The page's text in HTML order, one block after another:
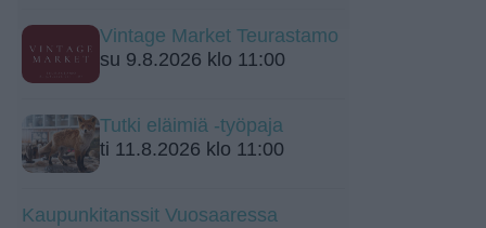
Vintage Market Teurastamo
su 9.8.2026 klo 11:00
Tutki eläimiä -työpaja
ti 11.8.2026 klo 11:00
Kaupunkitanssit Vuosaaressa